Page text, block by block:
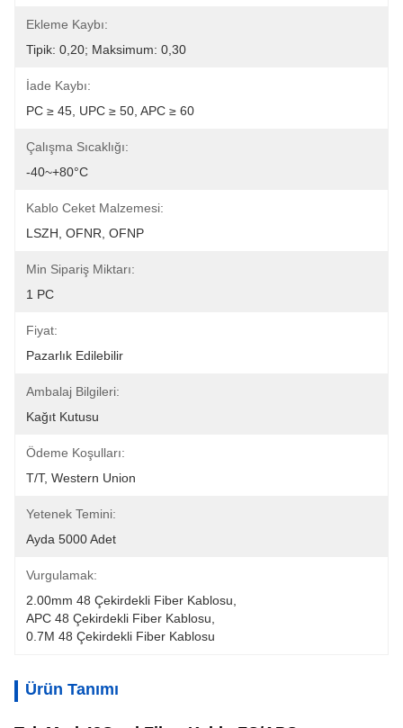
Ekleme Kaybı:
Tipik: 0,20; Maksimum: 0,30
İade Kaybı:
PC ≥ 45, UPC ≥ 50, APC ≥ 60
Çalışma Sıcaklığı:
-40~+80°C
Kablo Ceket Malzemesi:
LSZH, OFNR, OFNP
Min Sipariş Miktarı:
1 PC
Fiyat:
Pazarlık Edilebilir
Ambalaj Bilgileri:
Kağıt Kutusu
Ödeme Koşulları:
T/T, Western Union
Yetenek Temini:
Ayda 5000 Adet
Vurgulamak:
2.00mm 48 Çekirdekli Fiber Kablosu
APC 48 Çekirdekli Fiber Kablosu
0.7M 48 Çekirdekli Fiber Kablosu
Ürün Tanımı